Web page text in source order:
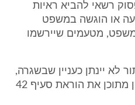
רשאי להביא ראיות
או הוגשה במשפט
מטעמים שיירשמו
לא יינתן כעניין שבשגרה,
באשר מתן היתר שכזה ירוקן מתוכן את הוראת סעיף 42